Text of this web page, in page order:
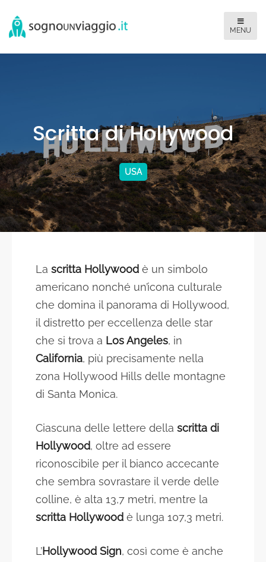
Scritta di Hollywood
USA
La scritta Hollywood è un simbolo
americano nonché un’icona culturale
che domina il panorama di Hollywood,
il distretto per eccellenza delle star
che si trova a Los Angeles, in
California, più precisamente nella
zona Hollywood Hills delle montagne
di Santa Monica.
Ciascuna delle lettere della scritta di
Hollywood, oltre ad essere
riconoscibile per il bianco accecante
che sembra sovrastare il verde delle
colline, è alta 13,7 metri, mentre la
scritta Hollywood è lunga 107,3 metri.
L’Hollywood Sign, così come è anche